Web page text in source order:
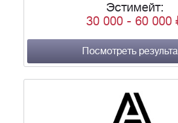
Эстимейт:
30 000 - 60 000
Посмотреть